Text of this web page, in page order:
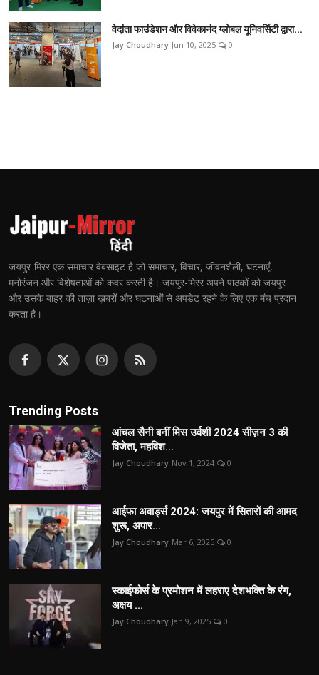
वेदांता फाउंडेशन और विवेकानंद ग्लोबल यूनिवर्सिटी द्वारा...
Jay Choudhary Jun 10, 2025 0
जयपुर-मिरर एक समाचार वेबसाइट है जो समाचार, विचार, जीवनशैली, घटनाएँ,
मनोरंजन और विशेषताओं को कवर करती है। जयपुर-मिरर अपने पाठकों को जयपुर
और उसके बाहर की ताज़ा ख़बरों और घटनाओं से अपडेट रहने के लिए एक मंच प्रदान
करता है।
Trending Posts
आंचल सैनी बनीं मिस उर्वशी 2024 सीज़न 3 की
विजेता, महविश...
Jay Choudhary Nov 1, 2024 0
आईफा अवार्ड्स 2024: जयपुर में सितारों की आमद
शुरू, अपार...
Jay Choudhary Mar 6, 2025 0
स्काईफोर्स के प्रमोशन में लहराए देशभक्ति के रंग,
अक्षय ...
Jay Choudhary Jan 9, 2025 0